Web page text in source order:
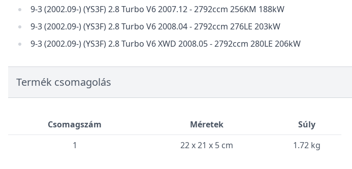
9-3 (2002.09-) (YS3F) 2.8 Turbo V6 2007.12 - 2792ccm 256KM 188kW
9-3 (2002.09-) (YS3F) 2.8 Turbo V6 2008.04 - 2792ccm 276LE 203kW
9-3 (2002.09-) (YS3F) 2.8 Turbo V6 XWD 2008.05 - 2792ccm 280LE 206kW
Termék csomagolás
Csomagszám Méretek
Súly
1
22 x 21 x 5 cm 1.72 kg